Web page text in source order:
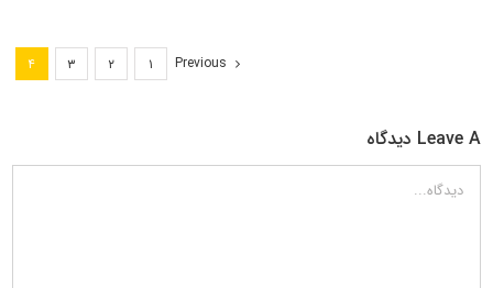
Previous ۱ ۲ ۳ ۴
Leave A دیدگاه
دیدگاه